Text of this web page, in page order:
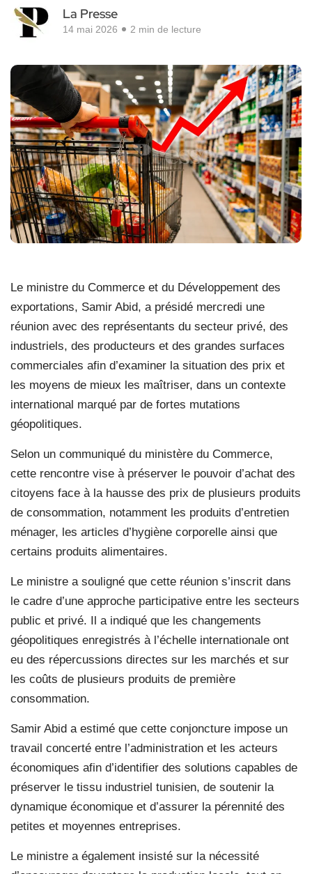
La Presse
14 mai 2026 2 min de lecture
Le ministre du Commerce et du Développement des
exportations, Samir Abid, a présidé mercredi une
réunion avec des représentants du secteur privé, des
industriels, des producteurs et des grandes surfaces
commerciales afin d’examiner la situation des prix et
les moyens de mieux les maîtriser, dans un contexte
international marqué par de fortes mutations
géopolitiques.
Selon un communiqué du ministère du Commerce,
cette rencontre vise à préserver le pouvoir d’achat des
citoyens face à la hausse des prix de plusieurs produits
de consommation, notamment les produits d’entretien
ménager, les articles d’hygiène corporelle ainsi que
certains produits alimentaires.
Le ministre a souligné que cette réunion s’inscrit dans
le cadre d’une approche participative entre les secteurs
public et privé. Il a indiqué que les changements
géopolitiques enregistrés à l’échelle internationale ont
eu des répercussions directes sur les marchés et sur
les coûts de plusieurs produits de première
consommation.
Samir Abid a estimé que cette conjoncture impose un
travail concerté entre l’administration et les acteurs
économiques afin d’identifier des solutions capables de
préserver le tissu industriel tunisien, de soutenir la
dynamique économique et d’assurer la pérennité des
petites et moyennes entreprises.
Le ministre a également insisté sur la nécessité